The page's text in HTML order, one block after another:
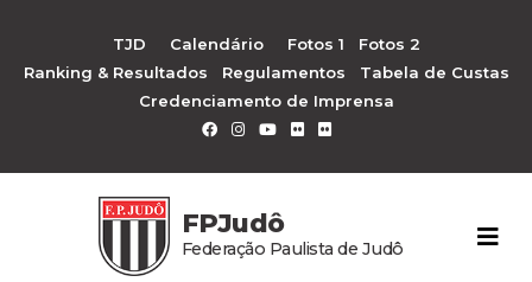
TJD Calendário Fotos 1
Fotos 2
Ranking & Resultados
Regulamentos
Tabela de Custas
Credenciamento de Imprensa
FPJudô
Federação Paulista de Judô